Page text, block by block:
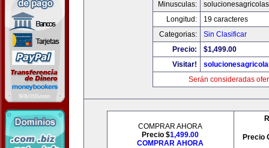
Minusculas:
Longitud:
19 caracteres
Categorias:
Sin Clasificar
Precio:
$1,499.00
Visitar!
Serán consideradas
COMPRAR AHORA
Precio $1,499.00
COMPRAR AHORA
Precio